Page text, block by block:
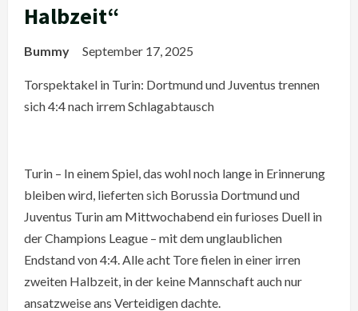
Halbzeit“
Bummy September 17, 2025
Torspektakel in Turin: Dortmund und Juventus trennen
sich 4:4 nach irrem Schlagabtausch
Turin – In einem Spiel, das wohl noch lange in Erinnerung
bleiben wird, lieferten sich Borussia Dortmund und
Juventus Turin am Mittwochabend ein furioses Duell in
der Champions League – mit dem unglaublichen
Endstand von 4:4. Alle acht Tore fielen in einer irren
zweiten Halbzeit, in der keine Mannschaft auch nur
ansatzweise ans Verteidigen dachte.